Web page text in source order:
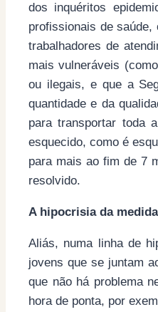
dos inquéritos
profissionais de
trabalhadores de
mais vulneráveis
ou ilegais, e que a
quantidade e da
para transportar toda
esquecido, como é
para mais ao fim de 7
resolvido.
A hipocrisia da medida
Aliás, numa linha de
jovens que se juntam
que não há problema
hora de ponta, por